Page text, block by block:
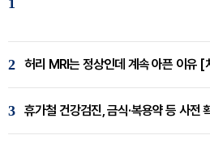
1
2 허리 MRI는 정상인데 계속 아픈 이유 [
3 휴가철 건강검진, 금식·복용약 등 사전